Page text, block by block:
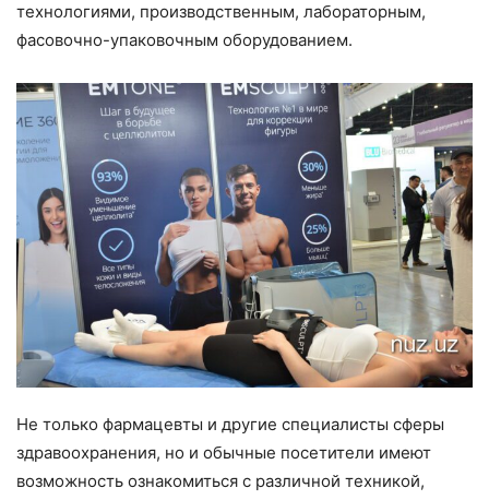
технологиями, производственным, лабораторным,
фасовочно-упаковочным оборудованием.
Не только фармацевты и другие специалисты сферы
здравоохранения, но и обычные посетители имеют
возможность ознакомиться с различной техникой,